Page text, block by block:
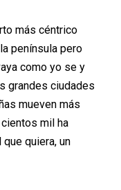
más céntrico
península pero
como yo se y
grandes ciudades
mueven más
mil ha
quiera, un